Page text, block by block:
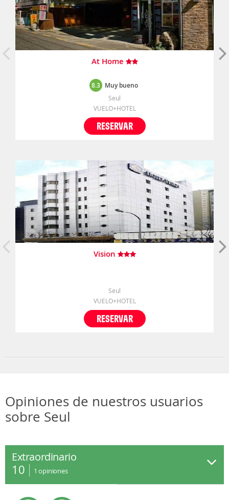
At Home
8.3 Muy bueno
Seul
VUELO+HOTEL
RESERVAR
Vision
Seul
VUELO+HOTEL
RESERVAR
Opiniones de nuestros usuarios
sobre Seul
Extraordinario
10 1 opiniones